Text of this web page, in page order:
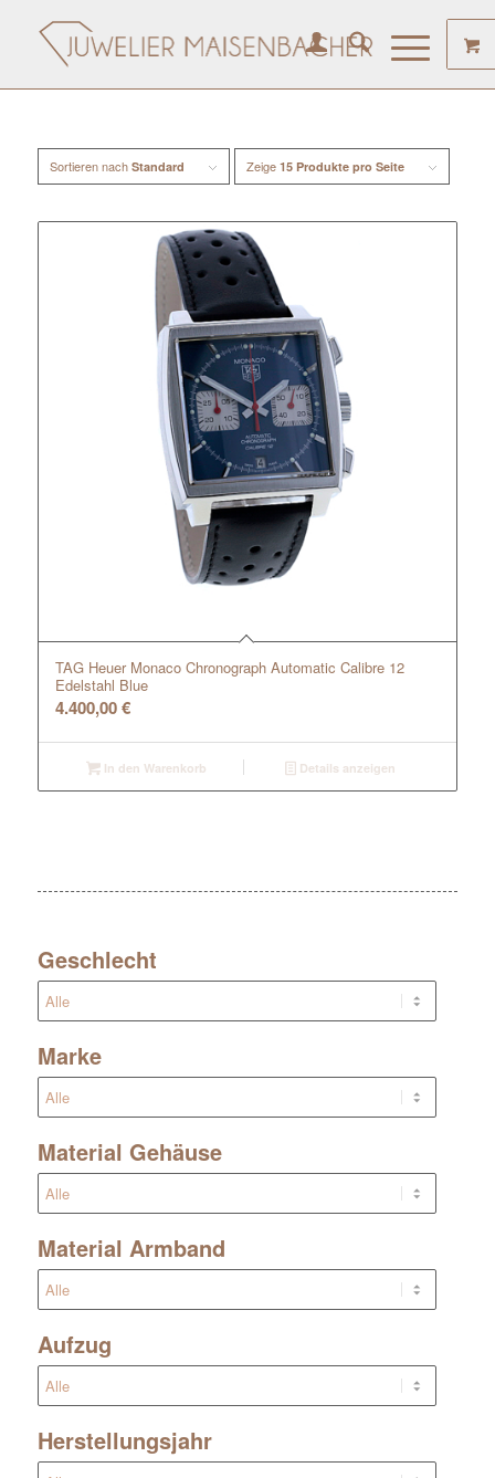
Sortieren nach Standard Zeige 15 Produkte pro Seite
TAG Heuer Monaco Chronograph Automatic Calibre 12
Edelstahl Blue
4.400,00€
In den Warenkorb Details anzeigen
Geschlecht
Marke
Material Gehäuse
Material Armband
Aufzug
Herstellungsjahr